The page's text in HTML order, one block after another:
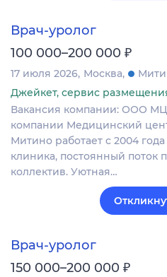
Врач-уролог
100 000–200 000 ₽
17 июля 2026 Москва
Джейкет, сервис
Вакансия компании: ООО
компании Медицинский
Митино работает с 2004
клиника, постоянный поток
коллектив. Уютная…
Врач-уролог
150 000–200 000 ₽